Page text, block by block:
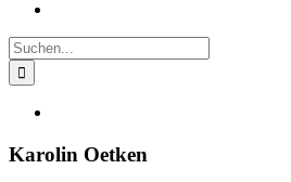
Suche
nach:
Bild
Karolin Oetken